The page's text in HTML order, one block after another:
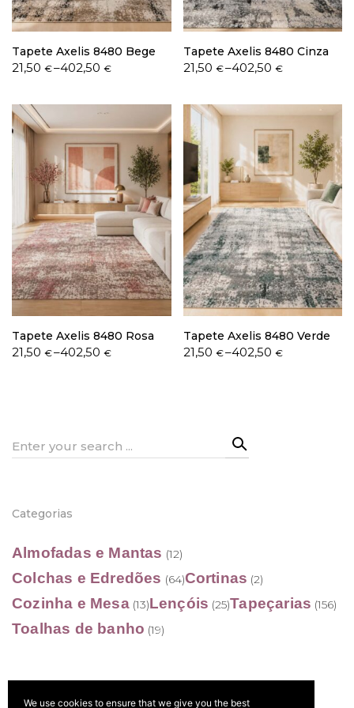
Tapete Axelis 8480 Bege
21,50 €–402,50€
Price
through
402,50 €
Tapete Axelis 8480 Cinza
21,50 €–402,50 €
Price
through
402,50 €
Tapete Axelis 8480 Rosa
21,50 €–402,50€
Price
Tapete Axelis 8480 Verde
21,50 €–402,50 €
Price
Search
Categorias
Almofadas e Mantas (12)
Colchas e Edredões (64)Cortinas (2)
Cozinha e Mesa (13)Lençóis (25)Tapeçarias (156)
Toalhas de banho (19)
We use cookies to ensure that we give you the best